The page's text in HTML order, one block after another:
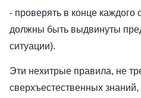
- проверять в конце каждого
должны быть выдвинуты
ситуации).
Эти нехитрые правила, не
сверхъестественных знаний,